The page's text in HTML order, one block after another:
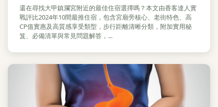
還在尋找大甲鎮瀾宮附近的最佳住宿選擇嗎？本文由香客達人實
戰評比2024年10間最推住宿，包含宮廟旁核心、老街特色、高
CP值實惠及高質感享受類型，步行距離清晰分類，附加實用秘
笈、必備清單與常見問題解答，...